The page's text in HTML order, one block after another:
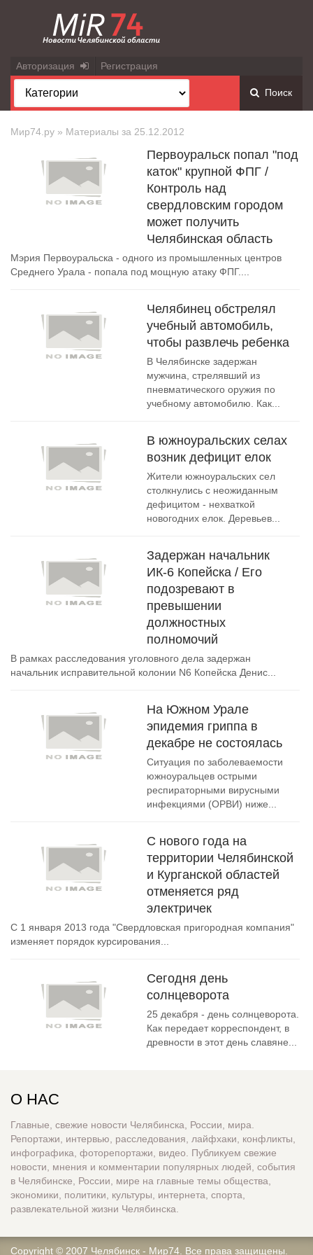
Авторизация Регистрация
Поиск
Мир74.ру » Материалы за 25.12.2012
Первоуральск попал "под
каток" крупной ФПГ /
Контроль над
свердловским городом
может получить
Челябинская область
Мэрия Первоуральска - одного из промышленных центров
Среднего Урала - попала под мощную атаку ФПГ....
Челябинец обстрелял
учебный автомобиль,
чтобы развлечь ребенка
В Челябинске задержан
мужчина, стрелявший из
пневматического оружия по
учебному автомобилю. Как...
В южноуральских селах
возник дефицит елок
Жители южноуральских сел
столкнулись с неожиданным
дефицитом - нехваткой
новогодних елок. Деревьев...
Задержан начальник
ИК-6 Копейска / Его
подозревают в
превышении
должностных
полномочий
В рамках расследования уголовного дела задержан
начальник исправительной колонии N6 Копейска Денис...
На Южном Урале
эпидемия гриппа в
декабре не состоялась
Ситуация по заболеваемости
южноуральцев острыми
респираторными вирусными
инфекциями (ОРВИ) ниже...
С нового года на
территории Челябинской
и Курганской областей
отменяется ряд
электричек
С 1 января 2013 года "Свердловская пригородная компания"
изменяет порядок курсирования...
Сегодня день
солнцеворота
25 декабря - день солнцеворота.
Как передает корреспондент, в
древности в этот день славяне...
О НАС
Главные, свежие новости Челябинска, России, мира.
Репортажи, интервью, расследования, лайфхаки, конфликты,
инфографика, фоторепортажи, видео. Публикуем свежие
новости, мнения и комментарии популярных людей, события
в Челябинске, России, мире на главные темы общества,
экономики, политики, культуры, интернета, спорта,
развлекательной жизни Челябинска.
Copyright © 2007 Челябинск - Мир74 . Все права защищены.